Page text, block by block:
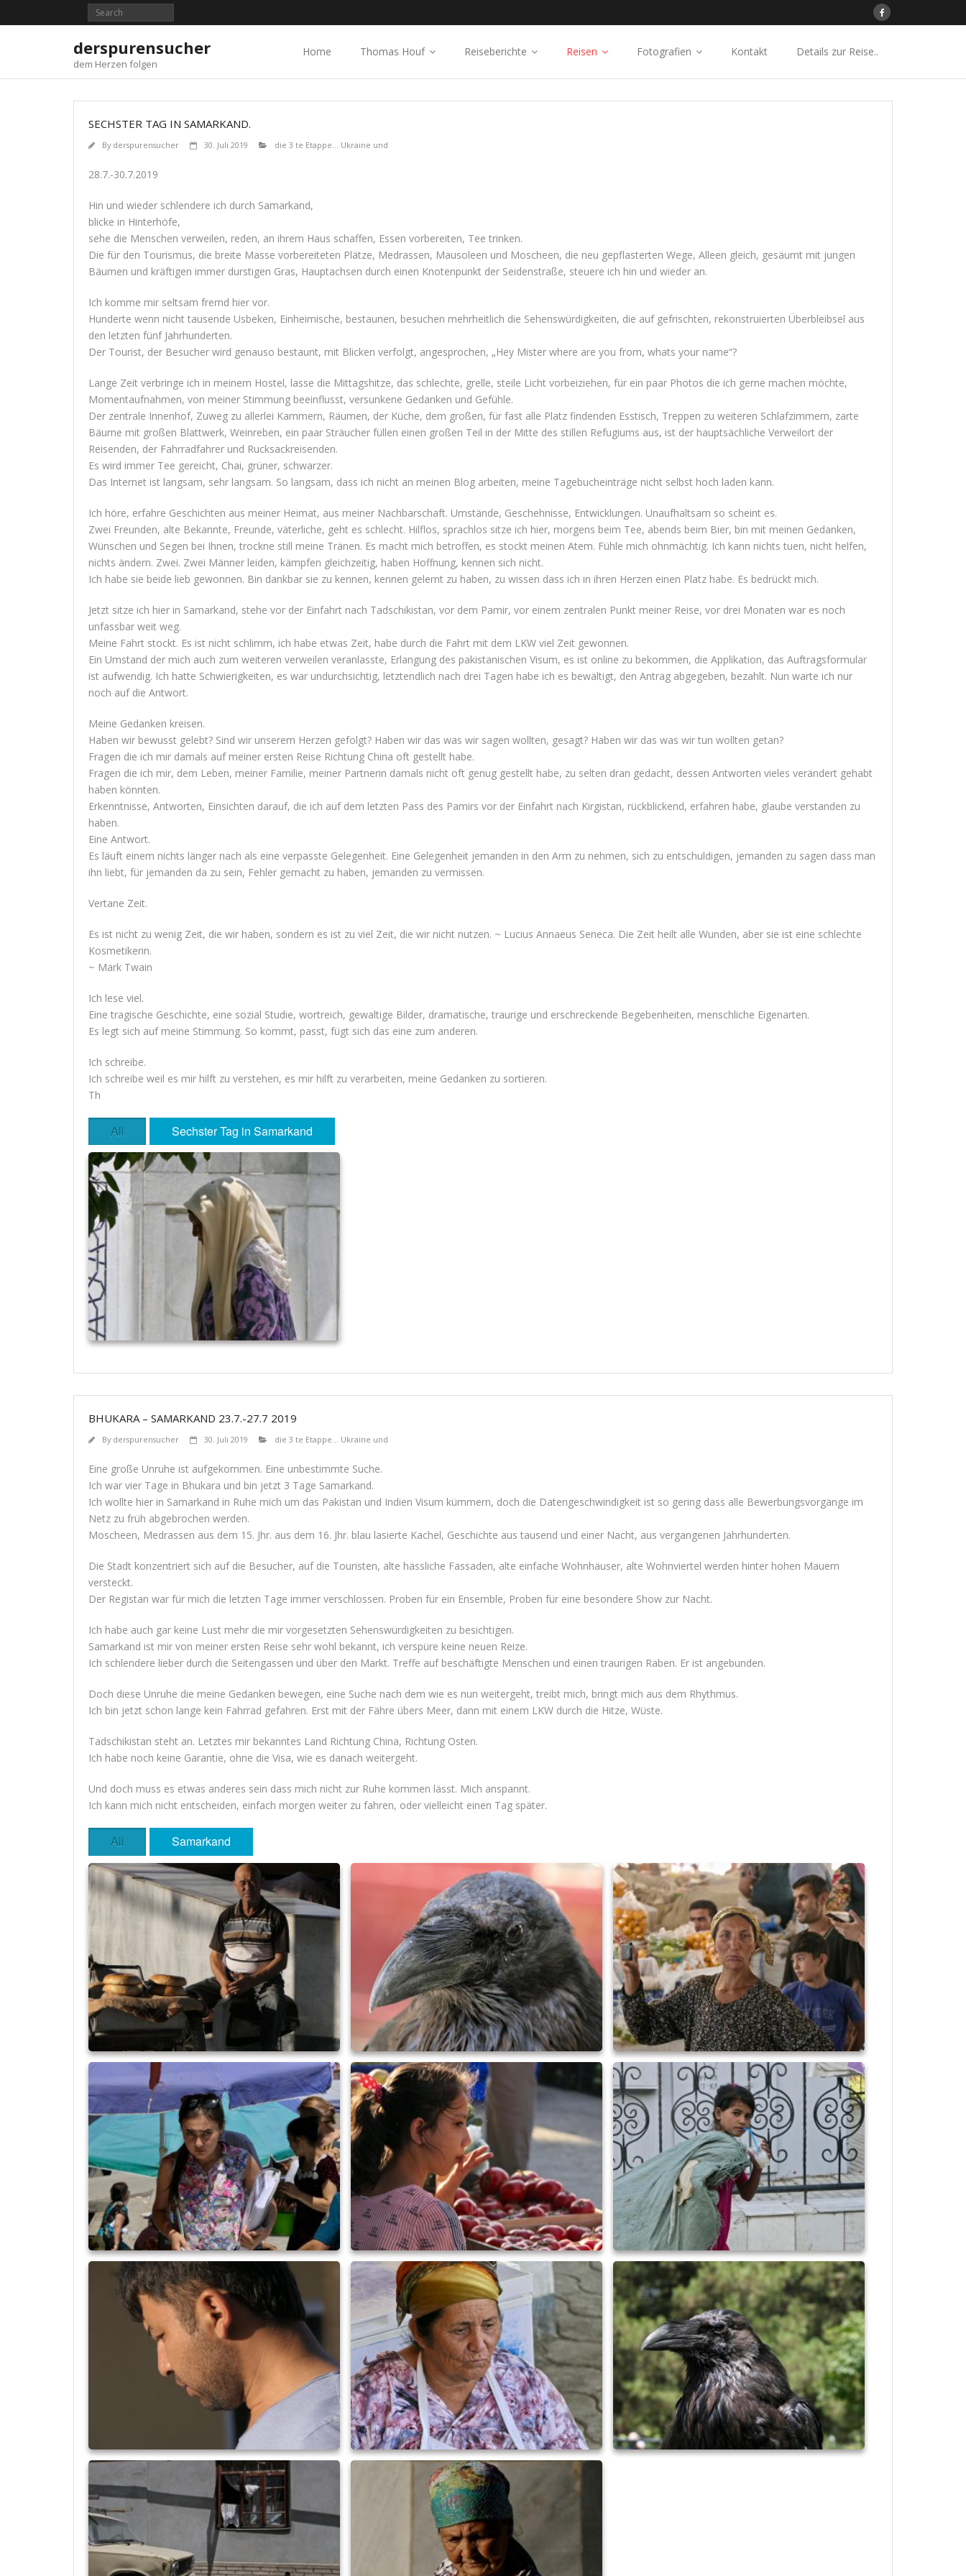
derspurensucher
dem Herzen folgen
Home Thomas Houf Reiseberichte Reisen Fotografien Kontakt Details zur Reise..
SECHSTER TAG IN SAMARKAND.
By derspurensucher 30. Juli 2019 die 3 te Etappe... Ukraine und
28.7.-30.7.2019
Hin und wieder schlendere ich durch Samarkand,
blicke in Hinterhöfe,
sehe die Menschen verweilen, reden, an ihrem Haus schaffen, Essen vorbereiten, Tee trinken.
Die für den Tourismus, die breite Masse vorbereiteten Plätze, Medrassen, Mausoleen und Moscheen, die neu gepflasterten Wege, Alleen gleich, gesäumt mit jungen
Bäumen und kräftigen immer durstigen Gras, Hauptachsen durch einen Knotenpunkt der Seidenstraße, steuere ich hin und wieder an.
Ich komme mir seltsam fremd hier vor.
Hunderte wenn nicht tausende Usbeken, Einheimische, bestaunen, besuchen mehrheitlich die Sehenswürdigkeiten, die auf gefrischten, rekonstruierten Überbleibsel aus
den letzten fünf Jahrhunderten.
Der Tourist, der Besucher wird genauso bestaunt, mit Blicken verfolgt, angesprochen, „Hey Mister where are you from, whats your name“?
Lange Zeit verbringe ich in meinem Hostel, lasse die Mittagshitze, das schlechte, grelle, steile Licht vorbeiziehen, für ein paar Photos die ich gerne machen möchte,
Momentaufnahmen, von meiner Stimmung beeinflusst, versunkene Gedanken und Gefühle.
Der zentrale Innenhof, Zuweg zu allerlei Kammern, Räumen, der Küche, dem großen, für fast alle Platz findenden Esstisch, Treppen zu weiteren Schlafzimmern, zarte
Bäume mit großen Blattwerk, Weinreben, ein paar Sträucher füllen einen großen Teil in der Mitte des stillen Refugiums aus, ist der hauptsächliche Verweilort der
Reisenden, der Fahrradfahrer und Rucksackreisenden.
Es wird immer Tee gereicht, Chai, grüner, schwarzer.
Das Internet ist langsam, sehr langsam. So langsam, dass ich nicht an meinen Blog arbeiten, meine Tagebucheinträge nicht selbst hoch laden kann.
Ich höre, erfahre Geschichten aus meiner Heimat, aus meiner Nachbarschaft. Umstände, Geschehnisse, Entwicklungen. Unaufhaltsam so scheint es.
Zwei Freunden, alte Bekannte, Freunde, väterliche, geht es schlecht. Hilflos, sprachlos sitze ich hier, morgens beim Tee, abends beim Bier, bin mit meinen Gedanken,
Wünschen und Segen bei Ihnen, trockne still meine Tränen. Es macht mich betroffen, es stockt meinen Atem. Fühle mich ohnmächtig. Ich kann nichts tuen, nicht helfen,
nichts ändern. Zwei. Zwei Männer leiden, kämpfen gleichzeitig, haben Hoffnung, kennen sich nicht.
Ich habe sie beide lieb gewonnen. Bin dankbar sie zu kennen, kennen gelernt zu haben, zu wissen dass ich in ihren Herzen einen Platz habe. Es bedrückt mich.
Jetzt sitze ich hier in Samarkand, stehe vor der Einfahrt nach Tadschikistan, vor dem Pamir, vor einem zentralen Punkt meiner Reise, vor drei Monaten war es noch
unfassbar weit weg.
Meine Fahrt stockt. Es ist nicht schlimm, ich habe etwas Zeit, habe durch die Fahrt mit dem LKW viel Zeit gewonnen.
Ein Umstand der mich auch zum weiteren verweilen veranlasste, Erlangung des pakistanischen Visum, es ist online zu bekommen, die Applikation, das Auftragsformular
ist aufwendig. Ich hatte Schwierigkeiten, es war undurchsichtig, letztendlich nach drei Tagen habe ich es bewältigt, den Antrag abgegeben, bezahlt. Nun warte ich nur
noch auf die Antwort.
Meine Gedanken kreisen.
Haben wir bewusst gelebt? Sind wir unserem Herzen gefolgt? Haben wir das was wir sagen wollten, gesagt? Haben wir das was wir tun wollten getan?
Fragen die ich mir damals auf meiner ersten Reise Richtung China oft gestellt habe.
Fragen die ich mir, dem Leben, meiner Familie, meiner Partnerin damals nicht oft genug gestellt habe, zu selten dran gedacht, dessen Antworten vieles verändert gehabt
haben könnten.
Erkenntnisse, Antworten, Einsichten darauf, die ich auf dem letzten Pass des Pamirs vor der Einfahrt nach Kirgistan, rückblickend, erfahren habe, glaube verstanden zu
haben.
Eine Antwort.
Es läuft einem nichts länger nach als eine verpasste Gelegenheit. Eine Gelegenheit jemanden in den Arm zu nehmen, sich zu entschuldigen, jemanden zu sagen dass man
ihn liebt, für jemanden da zu sein, Fehler gemacht zu haben, jemanden zu vermissen.
Vertane Zeit.
Es ist nicht zu wenig Zeit, die wir haben, sondern es ist zu viel Zeit, die wir nicht nutzen. ~ Lucius Annaeus Seneca. Die Zeit heilt alle Wunden, aber sie ist eine schlechte
Kosmetikerin.
~ Mark Twain
Ich lese viel.
Eine tragische Geschichte, eine sozial Studie, wortreich, gewaltige Bilder, dramatische, traurige und erschreckende Begebenheiten, menschliche Eigenarten.
Es legt sich auf meine Stimmung. So kommt, passt, fügt sich das eine zum anderen.
Ich schreibe.
Ich schreibe weil es mir hilft zu verstehen, es mir hilft zu verarbeiten, meine Gedanken zu sortieren.
Th
All Sechster Tag in Samarkand
BHUKARA – SAMARKAND 23.7.-27.7 2019
By derspurensucher 30. Juli 2019 die 3 te Etappe... Ukraine und
Eine große Unruhe ist aufgekommen. Eine unbestimmte Suche.
Ich war vier Tage in Bhukara und bin jetzt 3 Tage Samarkand.
Ich wollte hier in Samarkand in Ruhe mich um das Pakistan und Indien Visum kümmern, doch die Datengeschwindigkeit ist so gering dass alle Bewerbungsvorgänge im
Netz zu früh abgebrochen werden.
Moscheen, Medrassen aus dem 15. Jhr. aus dem 16. Jhr. blau lasierte Kachel, Geschichte aus tausend und einer Nacht, aus vergangenen Jahrhunderten.
Die Stadt konzentriert sich auf die Besucher, auf die Touristen, alte hässliche Fassaden, alte einfache Wohnhäuser, alte Wohnviertel werden hinter hohen Mauern
versteckt.
Der Registan war für mich die letzten Tage immer verschlossen. Proben für ein Ensemble, Proben für eine besondere Show zur Nacht.
Ich habe auch gar keine Lust mehr die mir vorgesetzten Sehenswürdigkeiten zu besichtigen.
Samarkand ist mir von meiner ersten Reise sehr wohl bekannt, ich verspüre keine neuen Reize.
Ich schlendere lieber durch die Seitengassen und über den Markt. Treffe auf beschäftigte Menschen und einen traurigen Raben. Er ist angebunden.
Doch diese Unruhe die meine Gedanken bewegen, eine Suche nach dem wie es nun weitergeht, treibt mich, bringt mich aus dem Rhythmus.
Ich bin jetzt schon lange kein Fahrrad gefahren. Erst mit der Fähre übers Meer, dann mit einem LKW durch die Hitze, Wüste.
Tadschikistan steht an. Letztes mir bekanntes Land Richtung China, Richtung Osten.
Ich habe noch keine Garantie, ohne die Visa, wie es danach weitergeht.
Und doch muss es etwas anderes sein dass mich nicht zur Ruhe kommen lässt. Mich anspannt.
Ich kann mich nicht entscheiden, einfach morgen weiter zu fahren, oder vielleicht einen Tag später.
All Samarkand